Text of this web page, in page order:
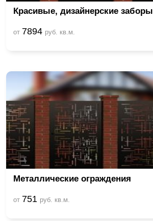
Красивые, дизайнерские заборы
от 7894 руб. кв.м.
Металлические ограждения
от 751 руб. кв.м.